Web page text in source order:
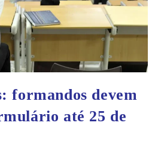
formandos devem
até 25 de